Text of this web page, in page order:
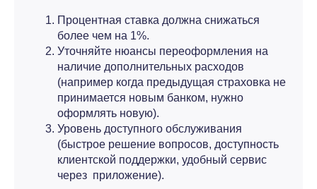
Процентная ставка должна снижаться
более чем на 1%.
Уточняйте нюансы переоформления на
наличие дополнительных расходов
(например когда предыдущая страховка не
принимается новым банком, нужно
оформлять новую).
Уровень доступного обслуживания
(быстрое решение вопросов, доступность
клиентской поддержки, удобный сервис
через приложение).